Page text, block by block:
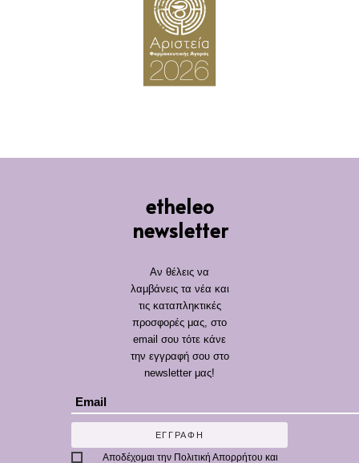
etheleo
newsletter
Αν θέλεις να
λαμβάνεις τα νέα και
τις καταπληκτικές
προσφορές μας, στο
email σου τότε κάνε
την εγγραφή σου στο
newsletter μας!
ΕΓΓΡΑΦΗ
Αποδέχομαι την Πολιτική Απορρήτου και